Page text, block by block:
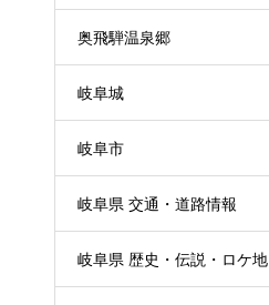
奥飛騨温泉郷
岐阜城
岐阜市
岐阜県 交通・道路情報
岐阜県 歴史・伝説・ロケ地